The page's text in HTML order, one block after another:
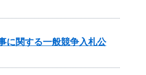
に関する一般競争入札公